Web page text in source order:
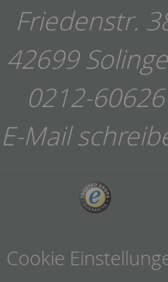
Friedenstr.
42699
0212-60626
E-Mail
Cookie